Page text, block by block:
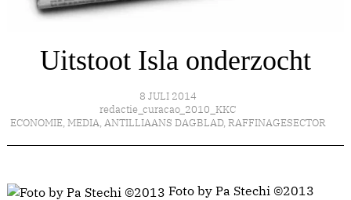
Uitstoot Isla onderzocht
8 JULI 2014
redactie_curacao_2010_KKC
ECONOMIE, MEDIA, ANTILLIAANS DAGBLAD, RAFFINAGESECTOR
Foto by Pa Stechi ©2013